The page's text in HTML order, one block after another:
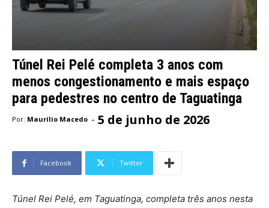
Túnel Rei Pelé completa 3 anos com
menos congestionamento e mais espaço
para pedestres no centro de Taguatinga
Por: Maurílio Macedo - 5 de junho de 2026
Facebook Twitter
Túnel Rei Pelé, em Taguatinga, completa três anos nesta